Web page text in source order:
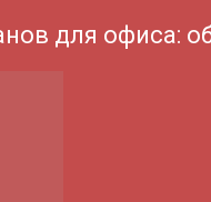
для офиса: